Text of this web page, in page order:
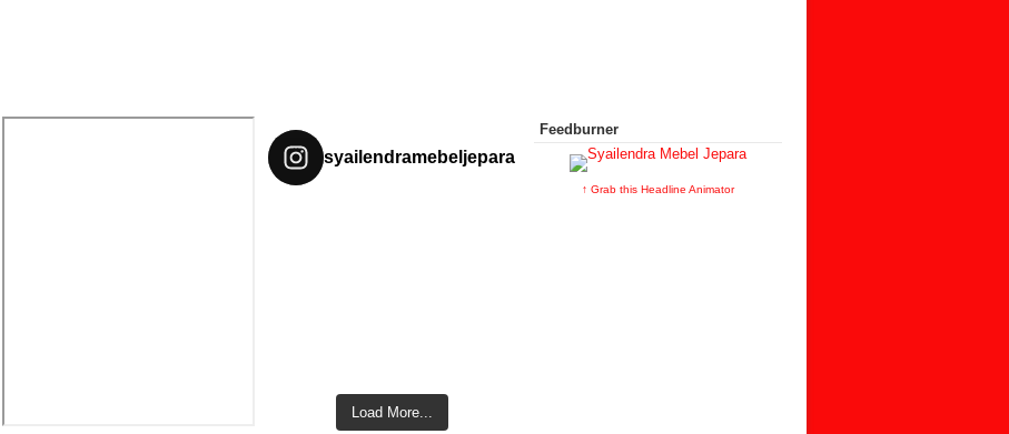
syailendramebeljepara
Load More...
Feedburner
↑ Grab this Headline Animator